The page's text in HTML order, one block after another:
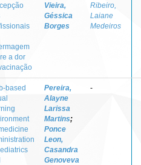
a dor
Vieira,
Géssica
Borges
Ribeiro,
Laiane
Medeiros
based
Pereira,
Alayne
Larissa
Martins;
Ponce
Leon,
Casandra
Genoveva
-